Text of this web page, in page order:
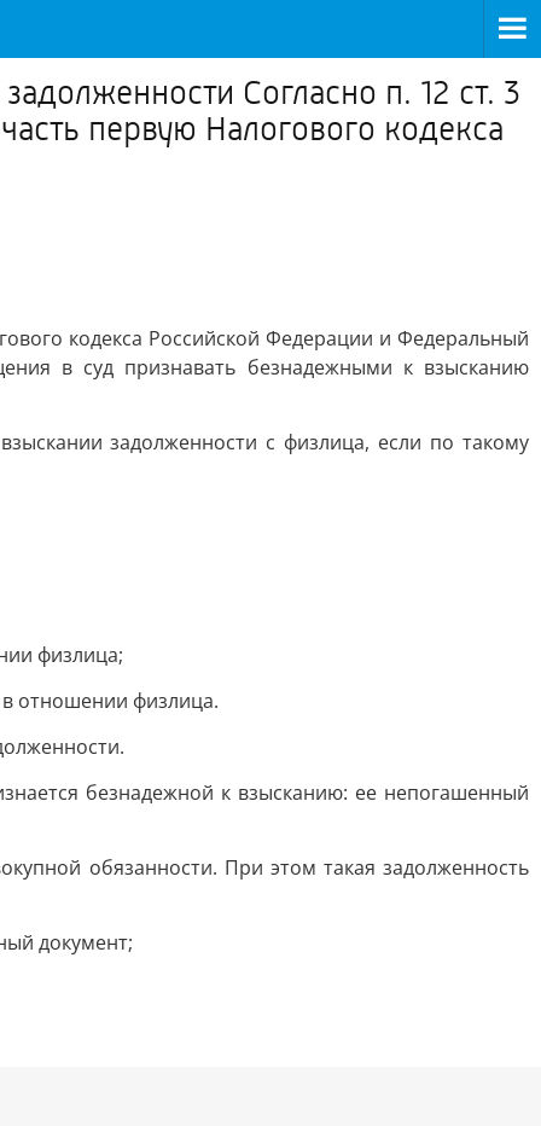
Согласно п. 12 ст. 3
первую Налогового кодекса
кодекса Российской Федерации и Федеральный
в суд признавать безнадежными к взысканию
задолженности с физлица, если по такому
физлица;
отношении физлица.
безнадежной к взысканию: ее непогашенный
обязанности. При этом такая задолженность
документ;